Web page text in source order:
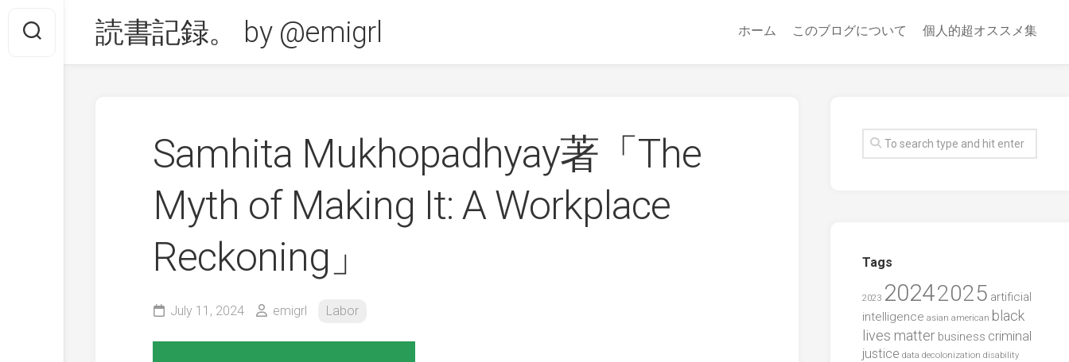
content
読書記録。 by @emigrl ホーム このブログについて 個人的超オススメ集
Samhita Mukhopadhyay著「The
Myth of Making It: A Workplace
Reckoning」
July 11, 2024 emigrl Labor
Tags
2023 20242025 artificial
intelligence asian american black
lives matter business criminal
justice data decolonization disability